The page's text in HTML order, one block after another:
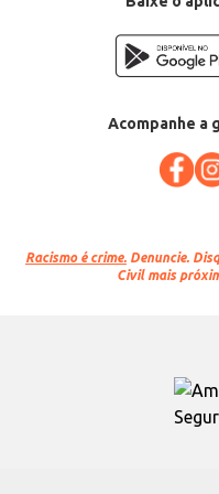
Acompanhe a
Racismo é crime. Denuncie.
Civil mais